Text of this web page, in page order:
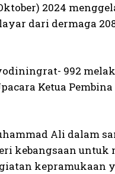
2024
dari dermaga
992
Ketua
Ali dalam
kebangsaan untuk
kepramukaan